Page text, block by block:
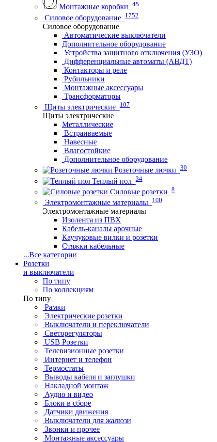
Монтажные коробки 45
Силовое оборудование 1752
Силовое оборудование
Автоматические выключатели
Дополнительное оборудование
Устройства защитного отключения (УЗО)
Дифференциальные автоматы (АВДТ)
Контакторы и реле
Рубильники
Монтажные аксессуары
Трансформаторы
Щиты электрические 107
Щиты электрические
Металлические
Встраиваемые
Навесные
Влагостойкие
Дополнительное оборудование
Розеточные лючки 30
Теплый пол 34
Силовые розетки 8
Электромонтажные материалы 100
Электромонтажные материалы
Изолента из ПВХ
Кабель-каналы арочные
Каучуковые вилки и розетки
Стяжки кабельные
...Все категории
Розетки
и выключатели
По типу
По коллекциям
По типу
Рамки
Электрические розетки
Выключатели и переключатели
Светорегуляторы
USB Розетки
Телевизионные розетки
Интернет и телефон
Термостаты
Выводы кабеля и заглушки
Накладной монтаж
Аудио и видео
Блоки в сборе
Датчики движения
Выключатели для жалюзи
Звонки и прочее
Монтажные аксессуары